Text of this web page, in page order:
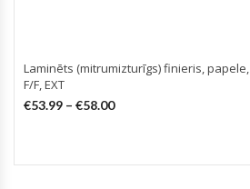
Laminēts (mitrumizturīgs) finieris, papele,
F/F, EXT
€53.99 – €58.00